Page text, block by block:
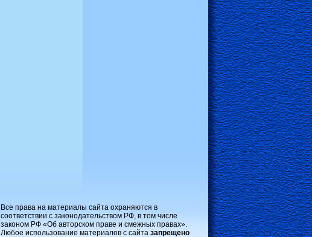
Все права на материалы сайта охраняются в
соответствии с законодательством РФ, в том числе
законом РФ «Об авторском праве и смежных правах».
Любое использование материалов с сайта запрещено